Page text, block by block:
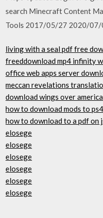
search Minecraft Content
Tools 2017/05/27 2020/
living with a seal pdf free
freeddownload mp4 infinity
office web apps server
meccan revelations
download wings over
how to download mods to
how to download to a pdf on
elosege
elosege
elosege
elosege
elosege
elosege